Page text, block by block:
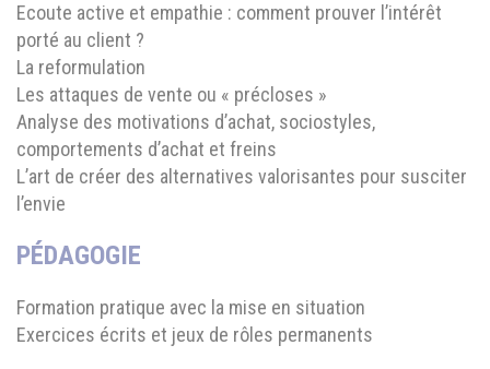
Ecoute active et empathie : comment prouver l’intérêt
porté au client ?
La reformulation
Les attaques de vente ou « précloses »
Analyse des motivations d’achat, sociostyles,
comportements d’achat et freins
L’art de créer des alternatives valorisantes pour susciter
l’envie
PÉDAGOGIE
Formation pratique avec la mise en situation
Exercices écrits et jeux de rôles permanents